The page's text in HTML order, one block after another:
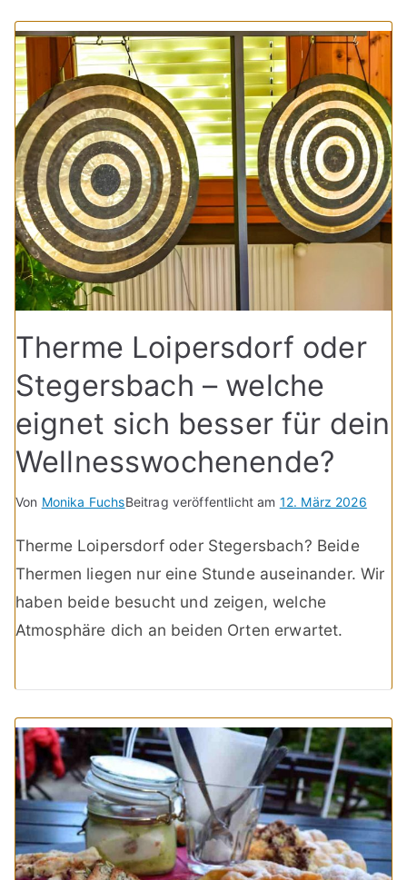
Therme Loipersdorf oder
Stegersbach – welche
eignet sich besser für dein
Wellnesswochenende?
Von Monika FuchsBeitrag veröffentlicht am 12. März 2026
Therme Loipersdorf oder Stegersbach? Beide
Thermen liegen nur eine Stunde auseinander. Wir
haben beide besucht und zeigen, welche
Atmosphäre dich an beiden Orten erwartet.